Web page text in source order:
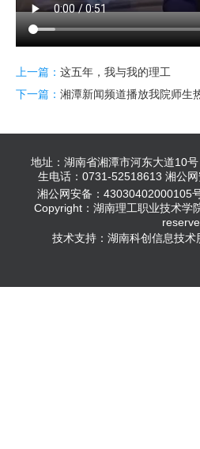
上一篇： 这五年，我与我的理工
下一篇： 湘潭新闻频道播放我院师生
地址：湖南省湘潭市河东大道10
生电话：0731-52518613 湘公
湘公网安备：43030402000105
Copyright：湖南理工职业技术学
技术支持：湖南科创信息技